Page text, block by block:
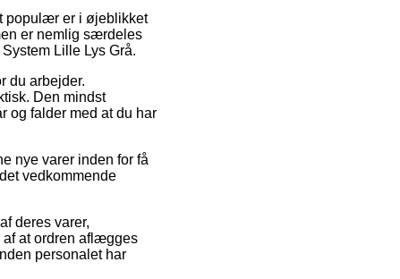
populær er i øjeblikket
er nemlig særdeles
Lille Lys Grå.
du arbejder.
Den mindst
og falder med at du har
nye varer inden for få
vedkommende
deres varer,
af at ordren aflægges
personalet har